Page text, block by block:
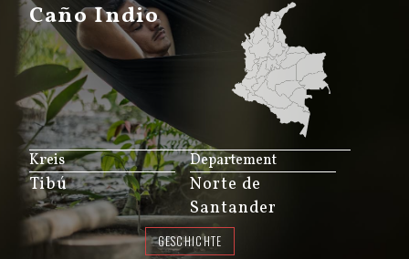
Caño Indio
Kreis
Tibú
Departement
Norte de
Santander
GESCHICHTE